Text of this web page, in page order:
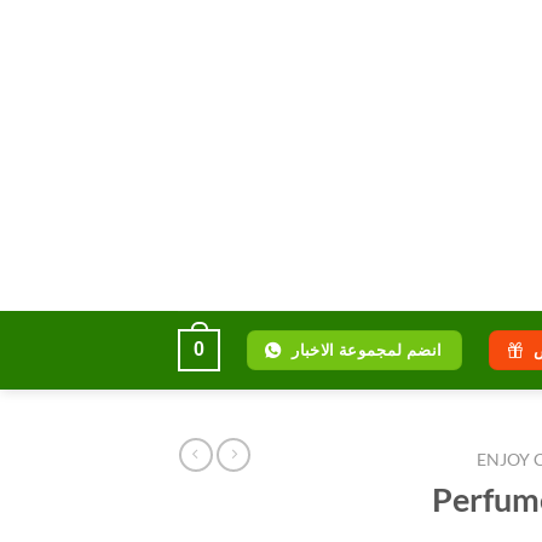
انضم لمجموعة الاخبار 0